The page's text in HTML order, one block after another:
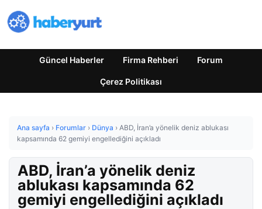
Güncel Haberler Firma Rehberi Forum
Çerez Politikası
Ana sayfa › Forumlar › Dünya › ABD, İran’a yönelik deniz ablukası
kapsamında 62 gemiyi engellediğini açıkladı
ABD, İran’a yönelik deniz
ablukası kapsamında 62
gemiyi engellediğini açıkladı